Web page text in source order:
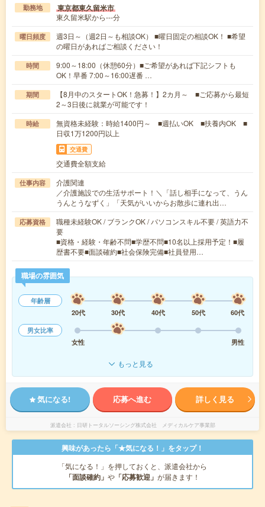
勤務地 東京都東久留米市
東久留米駅から---分
曜日頻度
週3日～（週2日～も相談OK） ■曜日固定の相談OK！ ■希望
の曜日があればご相談ください！
時間
9:00～18:00（休憩60分）■ご希望があれば下記シフトも
OK！早番 7:00～16:00遅番 …
期間
【8月中のスタートOK！急募！】2カ月～ ■ご応募から最短
2～3日後に就業が可能です！
時給
無資格未経験：時給1400円～ ■週払いOK ■扶養内OK ■
日収1万1200円以上
交通費
交通費全額支給
仕事内容
介護関連
／介護施設での生活サポート！＼「話し相手になって、うん
うんとうなずく」「天気がいいからお散歩に連れ出…
応募資格
職種未経験OK / ブランクOK / パソコンスキル不要 / 英語力不
要
■資格・経験・年齢不問■学歴不問■10名以上採用予定！■履
歴書不要■面談確約■社会保険完備■社員登用…
職場の雰囲気
年齢層
20代
30代 40代 50代
60代
男女比率
女性
男性
もっと見る
気になる! 応募へ進む 詳しく見る
派遣会社 日研トータルソーシング株式会社 メディカルケア事業部
興味があったら「★気になる！」をタップ！
「気になる！」を押しておくと、派遣会社から
「面談確約」 や 「応募歓迎」 が届きます！